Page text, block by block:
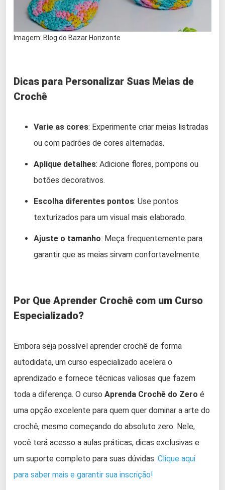
Imagem: Blog do Bazar Horizonte
Dicas para Personalizar Suas Meias de
Crochê
Varie as cores: Experimente criar meias listradas
ou com padrões de cores alternadas.
Aplique detalhes: Adicione flores, pompons ou
botões decorativos.
Escolha diferentes pontos: Use pontos
texturizados para um visual mais elaborado.
Ajuste o tamanho: Meça frequentemente para
garantir que as meias sirvam confortavelmente.
Por Que Aprender Crochê com um Curso
Especializado?
Embora seja possível aprender crochê de forma
autodidata, um curso especializado acelera o
aprendizado e fornece técnicas valiosas que fazem
toda a diferença. O curso Aprenda Crochê do Zero é
uma opção excelente para quem quer dominar a arte do
crochê, mesmo começando do absoluto zero. Nele,
você terá acesso a aulas práticas, dicas exclusivas e
um suporte completo para suas dúvidas. Clique aqui
para saber mais e garantir sua inscrição!